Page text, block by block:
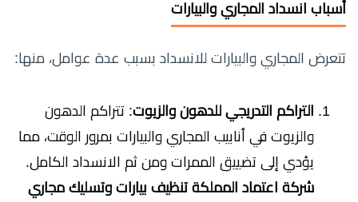
أسباب انسداد المجاري والبيارات
تتعرض المجاري والبيارات للانسداد بسبب عدة عوامل، منها:
التراكم التدريجي للدهون والزيوت: تتراكم الدهون
والزيوت في أنابيب المجاري والبيارات بمرور الوقت، مما
يؤدي إلى تضييق الممرات ومن ثم الانسداد الكامل.
شركة اعتماد المملكة تنظيف بيارات وتسليك مجاري